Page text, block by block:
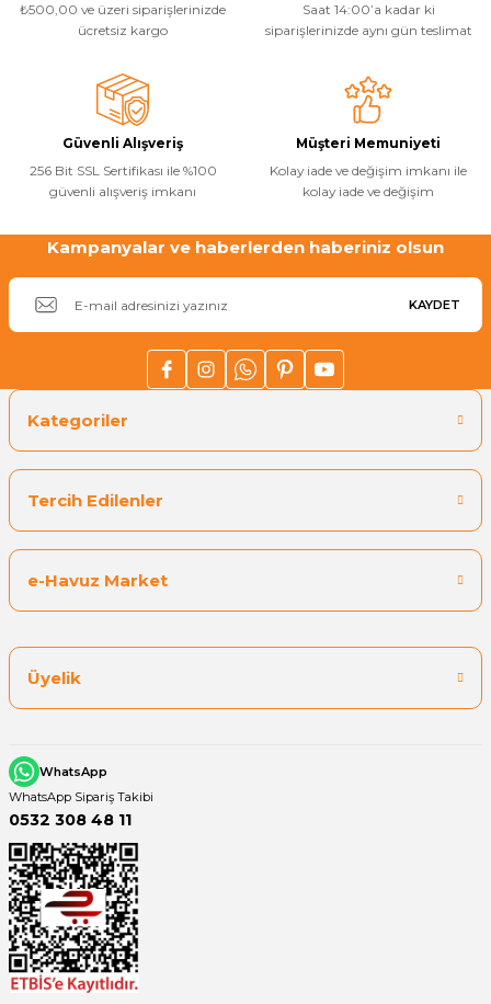
Kapağı
Havuz
Kartuş Filtreler
Kuvars Cam
Ürün açıklamasında eksik bilgiler bulunuyor.
Ürün bilgilerinde hatalar bulunuyor.
Ürün fiyatı diğer sitelerden daha pahalı.
Bu ürüne benzer farklı alternatifler olmalı.
Gönder
₺500,00 ve üzeri siparişlerinizde
ücretsiz kargo
Saat 14:00’a kadar ki
siparişlerinizde aynı gün teslimat
Güvenli Alışveriş
256 Bit SSL Sertifikası ile %100
güvenli alışveriş imkanı
Müşteri Memuniyeti
Kolay iade ve değişim imkanı ile
kolay iade ve değişim
Kampanyalar ve haberlerden haberiniz olsun
KAYDET
Kategoriler
Tercih Edilenler
e-Havuz Market
Üyelik
WhatsApp
WhatsApp Sipariş Takibi
0532 308 48 11